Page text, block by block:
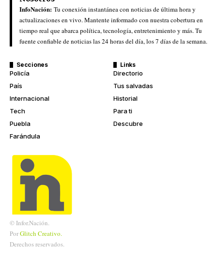
InfoNación: Tu conexión instantánea con noticias de última hora y
actualizaciones en vivo. Mantente informado con nuestra cobertura en
tiempo real que abarca política, tecnología, entretenimiento y más. Tu
fuente confiable de noticias las 24 horas del día, los 7 días de la semana.
Secciones
Policía
País
Internacional
Tech
Puebla
Farándula
Links
Directorio
Tus salvadas
Historial
Para ti
Descubre
© Infor.Nación.
PorGlitch Creativo.
Derechos reservados.